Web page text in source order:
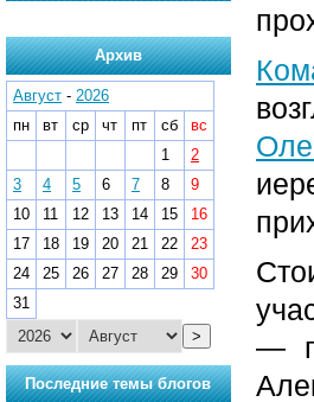
—
Архив
Август - 2026
пн
вт ср чт пт сб
вс
1
2
3
4 5 6 7 8
9
10
11 12 13 14 15
16
17
18 19 20 21 22
23
24
25 26 27 28 29
30
31
>
Последние темы блогов